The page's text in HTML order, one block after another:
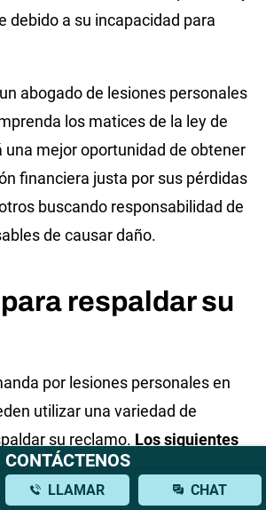
debido a su incapacidad para
abogado de lesiones personales
los matices de la ley de
una mejor oportunidad de obtener
financiera justa por sus pérdidas
buscando responsabilidad de
de causar daño.
respaldar su
por lesiones personales en
utilizar una variedad de
su reclamo. Los siguientes
pruebas que pueden respaldar su
en New York:
CONTÁCTENOS
LLAMAR CHAT